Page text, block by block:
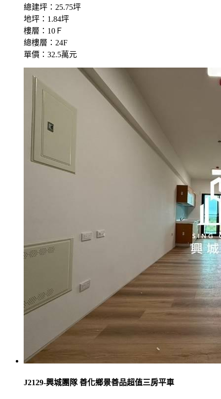
總建坪：25.75坪
地坪：1.84坪
樓層：10Ｆ
總樓層：24F
單價：32.5萬元
J2129-興城團隊 善化鄉景善品超值三房平車